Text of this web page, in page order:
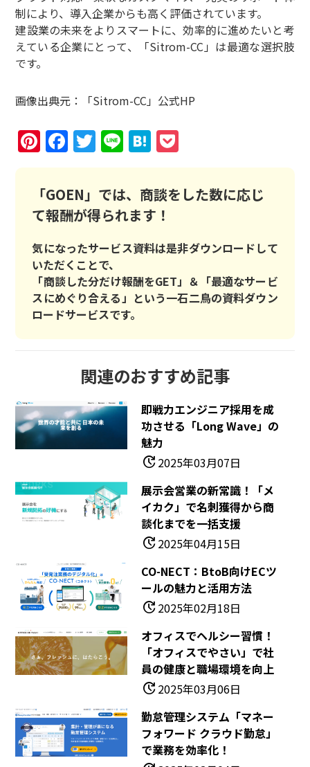
制により、導入企業からも高く評価されています。
建設業の未来をよりスマートに、効率的に進めたいと考
えている企業にとって、「Sitrom-CC」は最適な選択肢
です。
画像出典元：「Sitrom-CC」公式HP
Pinterest
Facebook
Twitter
LineHatena
「GOEN」では、商談をした数に応じ
て報酬が得られます！
気になったサービス資料は是非ダウンロードして
いただくことで、
「商談した分だけ報酬をGET」＆「最適なサービ
スにめぐり合える」という一石二鳥の資料ダウン
ロードサービスです。
関連のおすすめ記事
即戦力エンジニア採用を成
功させる「Long Wave」の
魅力
update2025年03月07日
展示会営業の新常識！「メ
イカク」で名刺獲得から商
談化までを一括支援
update2025年04月15日
CO-NECT：BtoB向けECツ
ールの魅力と活用方法
update2025年02月18日
オフィスでヘルシー習慣！
「オフィスでやさい」で社
員の健康と職場環境を向上
update2025年03月06日
勤怠管理システム「マネー
フォワード クラウド勤怠」
で業務を効率化！